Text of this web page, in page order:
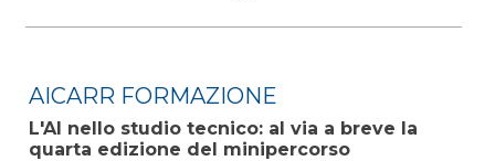
AICARR FORMAZIONE
L'AI nello studio tecnico: al via a breve la
quarta edizione del minipercorso